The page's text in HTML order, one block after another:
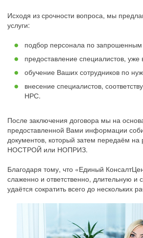
Исходя из срочности вопроса, мы
услуги:
подбор персонала по запрошенным
предоставление специалистов,
обучение Ваших сотрудников по
внесение специалистов,
НРС.
После заключения договора мы на
предоставленной Вами информации
документов, который затем передаём на
НОСТРОЙ или НОПРИЗ.
Благодаря тому, что «Единый
слаженно и ответственно, длительную и
удаётся сократить всего до нескольких